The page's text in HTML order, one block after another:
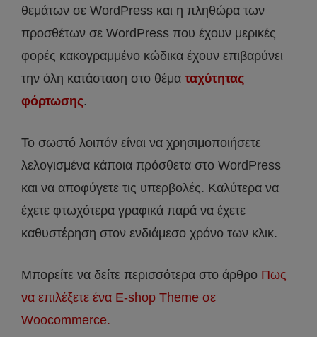
θεμάτων σε WordPress και η πληθώρα των
προσθέτων σε WordPress που έχουν μερικές
φορές κακογραμμένο κώδικα έχουν επιβαρύνει
την όλη κατάσταση στο θέμα ταχύτητας
φόρτωσης.
Το σωστό λοιπόν είναι να χρησιμοποιήσετε
λελογισμένα κάποια πρόσθετα στο WordPress
και να αποφύγετε τις υπερβολές. Καλύτερα να
έχετε φτωχότερα γραφικά παρά να έχετε
καθυστέρηση στον ενδιάμεσο χρόνο των κλικ.
Μπορείτε να δείτε περισσότερα στο άρθρο Πως
να επιλέξετε ένα E-shop Theme σε
Woocommerce.